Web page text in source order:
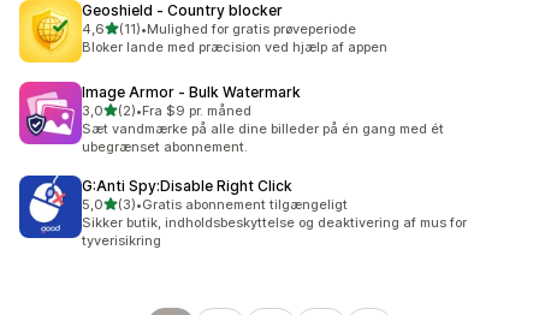
Geoshield ‑ Country blocker
4,6ud af 5 stjerner
(11)
11 anmeldelser i alt
•Mulighed for gratis prøveperiode
Bloker lande med præcision ved hjælp af appen
Image Armor ‑ Bulk Watermark
3,0ud af 5 stjerner
(2)
2 anmeldelser i alt
•Fra $9 pr. måned
Sæt vandmærke på alle dine billeder på én gang med ét
ubegrænset abonnement.
G:Anti Spy:Disable Right Click
5,0ud af 5 stjerner
(3)
3 anmeldelser i alt
•Gratis abonnement tilgængeligt
Sikker butik, indholdsbeskyttelse og deaktivering af mus for
tyverisikring